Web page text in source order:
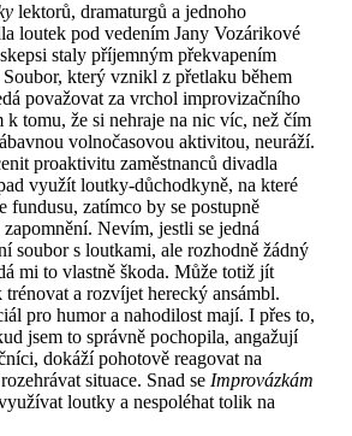
lektorů, dramaturgů a jednoho
loutek pod vedením Jany Vozárikové
staly příjemným překvapením
který vznikl z přetlaku během
považovat za vrchol improvizačního
k tomu, že si nehraje na nic víc, než čím
volnočasovou aktivitou, neuráží.
proaktivitu zaměstnanců divadla
využít loutky-důchodkyně, na které
fundusu, zatímco by se postupně
Nevím, jestli se jedná
soubor s loutkami, ale rozhodně žádný
mi to vlastně škoda. Může totiž jít
a rozvíjet herecký ansámbl.
pro humor a nahodilost mají. I přes to,
jsem to správně pochopila, angažují
dokáží pohotově reagovat na
situace. Snad se Improvázkám
loutky a nespoléhat tolik na